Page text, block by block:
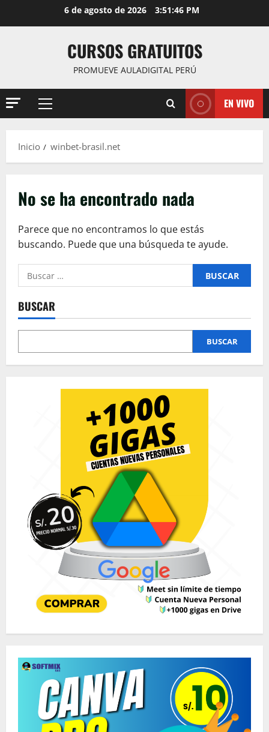
6 de agosto de 2026 3:51:47 PM
CURSOS GRATUITOS
PROMUEVE AULADIGITAL PERÚ
Menú
EN VIVO
Inicio winbet-brasil.net
No se ha encontrado nada
Parece que no encontramos lo que estás
buscando. Puede que una búsqueda te ayude.
Buscar:
BUSCAR
BUSCAR